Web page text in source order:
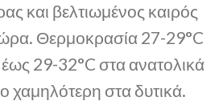
και βελτιωμένος καιρός
Θερμοκρασία 27-29°C
έως 29-32°C στα ανατολικά
χαμηλότερη στα δυτικά.